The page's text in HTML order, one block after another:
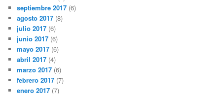
septiembre 2017 (6)
agosto 2017 (8)
julio 2017 (6)
junio 2017 (6)
mayo 2017 (6)
abril 2017 (4)
marzo 2017 (6)
febrero 2017 (7)
enero 2017 (7)